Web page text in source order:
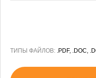
ТИПЫ ФАЙЛОВ: .PDF, .DOC,